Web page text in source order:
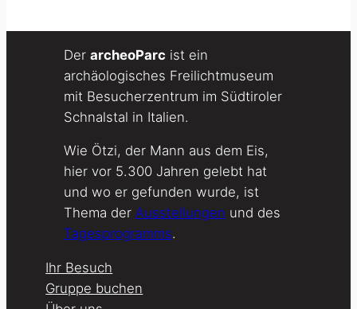
Der archeoParc ist ein
archäologisches Freilichtmuseum
mit Besucherzentrum im Südtiroler
Schnalstal in Italien.
Wie Ötzi, der Mann aus dem Eis,
hier vor 5.300 Jahren gelebt hat
und wo er gefunden wurde, ist
Thema der Ausstellungen und des
Tagesprogramms.
Ihr Besuch
Gruppe buchen